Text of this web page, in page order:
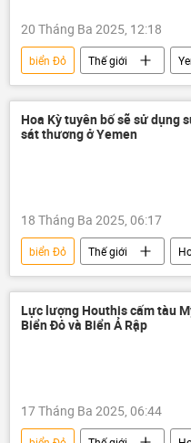
20 Tháng Ba 2025, 12:18
biển Đỏ Thế giới
Trung Đông
Hoa Kỳ
tấn công
Tel Aviv
Vòng xoáy căng thẳng mới ở
Hoa Kỳ tuyên bố sẽ sử dụng
sát thương ở Yemen
18 Tháng Ba 2025, 06:17
biển Đỏ Thế giới
Yemen
Lầu Năm Góc
Vòng xoáy căng thẳng mới ở
Lực lượng Houthis cấm tàu
Biển Đỏ và Biển Ả Rập
17 Tháng Ba 2025, 06:44